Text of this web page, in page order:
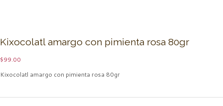
Kixocolatl amargo con pimienta rosa 80gr
$99.00
Kixocolatl amargo con pimienta rosa 80gr